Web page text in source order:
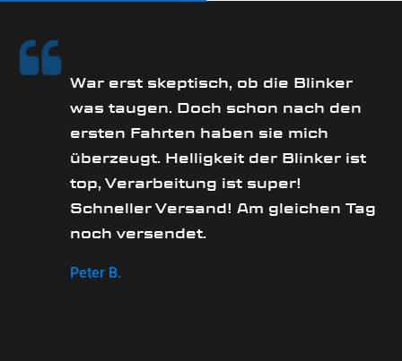
War erst skeptisch, ob die Blinker
was taugen. Doch schon nach den
ersten Fahrten haben sie mich
überzeugt. Helligkeit der Blinker ist
top, Verarbeitung ist super!
Schneller Versand! Am gleichen Tag
noch versendet.
Peter B.